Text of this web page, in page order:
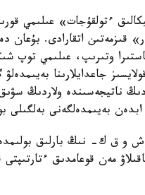
ءتولقۇجات» عىلىمي
قىزمەتىن اتقارادى.
وتىرىپ، عىلىمي توپ
جاعدايلارىنا
ناتيجەسىندە ولاردىڭ
بەيىمدەلگەنى بەلگىلى
ش و ق ك- نىڭ بارلىق
مەن قوعامدىق